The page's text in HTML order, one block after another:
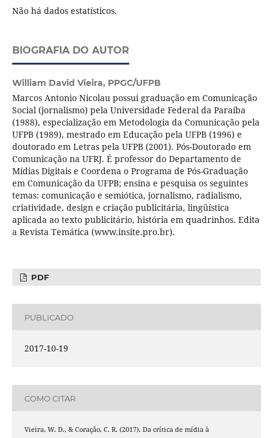
Não há dados estatísticos.
BIOGRAFIA DO AUTOR
William David Vieira, PPGC/UFPB
Marcos Antonio Nicolau possui graduação em Comunicação
Social (jornalismo) pela Universidade Federal da Paraíba
(1988), especialização em Metodologia da Comunicação pela
UFPB (1989), mestrado em Educação pela UFPB (1996) e
doutorado em Letras pela UFPB (2001). Pós-Doutorado em
Comunicação na UFRJ. É professor do Departamento de
Mídias Digitais e Coordena o Programa de Pós-Graduação
em Comunicação da UFPB; ensina e pesquisa os seguintes
temas: comunicação e semiótica, jornalismo, radialismo,
criatividade, design e criação publicitária, lingüística
aplicada ao texto publicitário, história em quadrinhos. Edita
a Revista Temática (www.insite.pro.br).
PDF
PUBLICADO
2017-10-19
COMO CITAR
Vieira, W. D., & Coração, C. R. (2017). Da crítica de mídia à